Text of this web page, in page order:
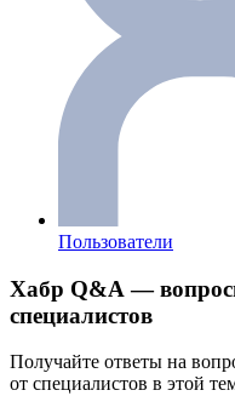
Пользователи
Хабр Q&A —
специалистов
Получайте ответы на
от специалистов в этой